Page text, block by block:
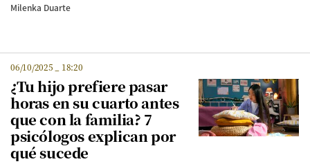
Milenka Duarte
06/10/2025 18:20
¿Tu hijo prefiere pasar
horas en su cuarto antes
que con la familia? 7
psicólogos explican por
qué sucede